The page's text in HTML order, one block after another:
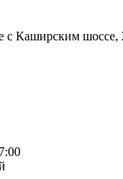
Каширским шоссе,